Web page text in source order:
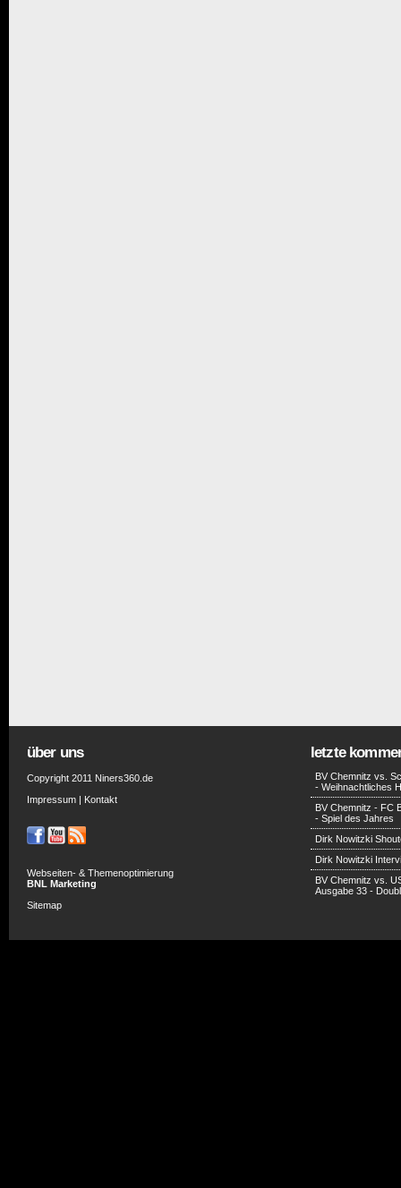
über uns
Copyright 2011 Niners360.de
Impressum | Kontakt
Webseiten- & Themenoptimierung
BNL Marketing
Sitemap
letzte
BV Chemnitz vs.
- Weihnachtliches
BV Chemnitz - FC
- Spiel des Jahres
Dirk Nowitzki
Dirk Nowitzki
BV Chemnitz vs.
Ausgabe 33 -